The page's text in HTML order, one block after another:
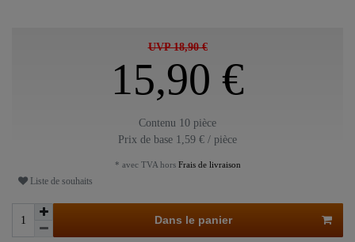
UVP 18,90 €
15,90 €
Contenu 10 pièce
Prix de base 1,59 € / pièce
* avec TVA horsFrais de livraison
Liste de souhaits
Dans le panier